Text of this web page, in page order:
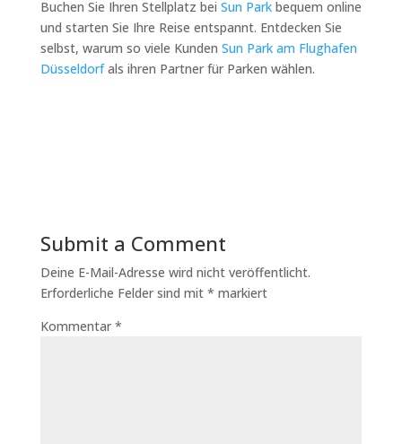
Buchen Sie Ihren Stellplatz bei Sun Parkbequem online
und starten Sie Ihre Reise entspannt. Entdecken Sie
selbst, warum so viele Kunden Sun Park am Flughafen
Düsseldorfals ihren Partner für Parken wählen.
Submit a Comment
Deine E-Mail-Adresse wird nicht veröffentlicht.
Erforderliche Felder sind mit * markiert
Kommentar *